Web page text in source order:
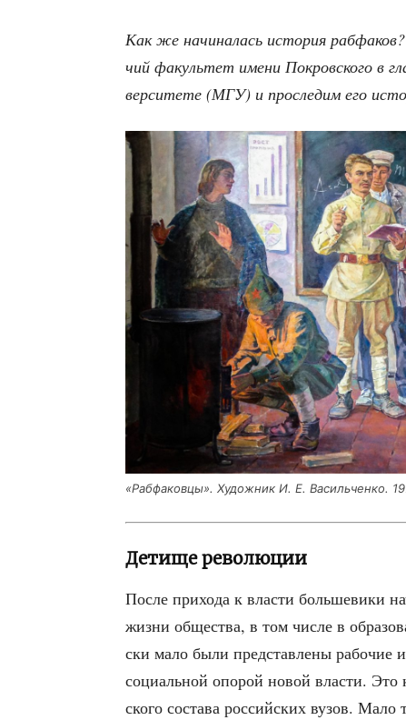
Как же начи­на­лась исто­рия
чий факуль­тет име­ни Покров­ско­го в
вер­си­те­те (МГУ) и про­сле­дим его
«Раб­фа­ков­цы». Худож­ник И. Е. Василь­чен­ко.
Детище революции
После при­хо­да к вла­сти боль­ше­ви­ки
жиз­ни обще­ства, в том чис­ле в
ски мало были пред­став­ле­ны рабо­чие
соци­аль­ной опо­рой новой вла­сти. Это
ско­го соста­ва рос­сий­ских вузов.